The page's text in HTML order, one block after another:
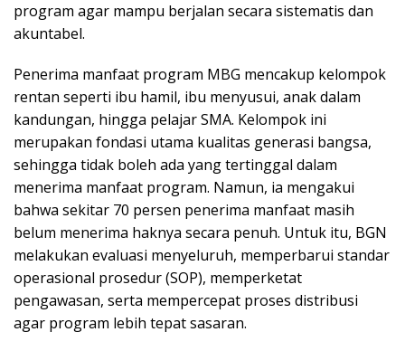
program agar mampu berjalan secara sistematis dan
akuntabel.
Penerima manfaat program MBG mencakup kelompok
rentan seperti ibu hamil, ibu menyusui, anak dalam
kandungan, hingga pelajar SMA. Kelompok ini
merupakan fondasi utama kualitas generasi bangsa,
sehingga tidak boleh ada yang tertinggal dalam
menerima manfaat program. Namun, ia mengakui
bahwa sekitar 70 persen penerima manfaat masih
belum menerima haknya secara penuh. Untuk itu, BGN
melakukan evaluasi menyeluruh, memperbarui standar
operasional prosedur (SOP), memperketat
pengawasan, serta mempercepat proses distribusi
agar program lebih tepat sasaran.